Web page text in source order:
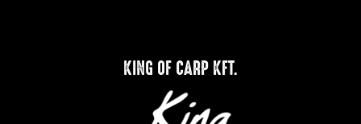
KING OF CARP KFT.